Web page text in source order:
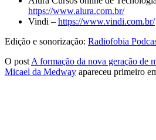
https://www.alura.com.br/
Vindi – https://www.vindi.com.br/
Edição e sonorização: Radiofobia
O post A formação da nova geração de
Micael da Medway apareceu primeiro